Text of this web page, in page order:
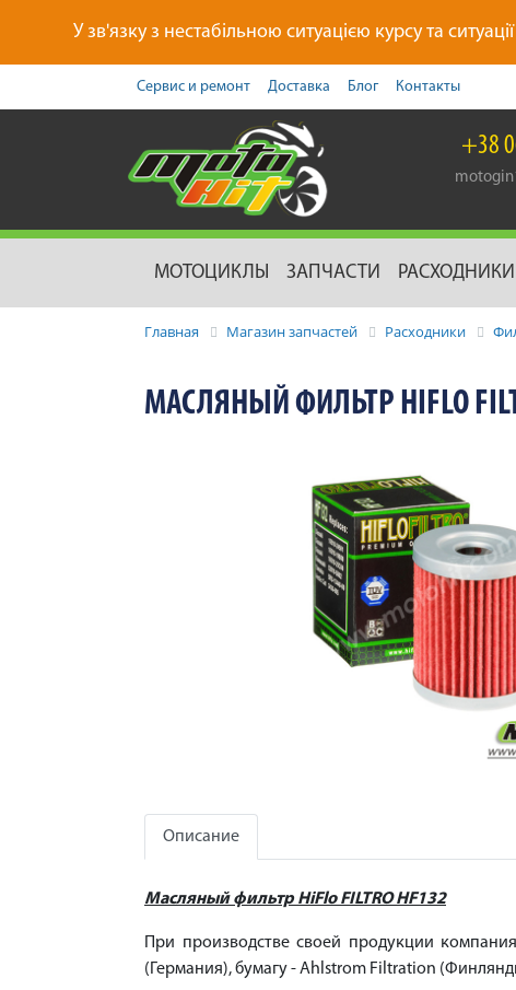
У зв'язку з нестабільною ситуацією курсу та
Сервис и ремонт Доставка Блог Контакты
+38
МОТОЦИКЛЫ ЗАПЧАСТИ РАСХОДНИКИ
Главная Магазин запчастей Расходники
МАСЛЯНЫЙ ФИЛЬТР HIFLO
Описание
Масляный фильтр HiFlo FILTRO HF132
При производстве своей продукции
(Германия), бумагу - Ahlstrom Filtration